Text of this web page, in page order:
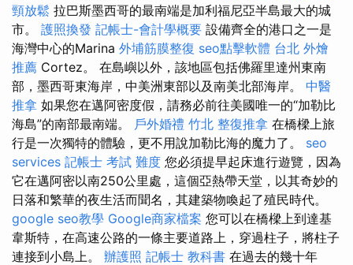
頸放鬆 拉巴斯墨西哥的最南端是加利福尼亞半島最大的城
市。 護照換發 記帳士-會計學概要 設備齊全的港口之一是
海灣中心的Marina 外埔筋膜整復 seo點擊軟體 台北 外燴
推薦 Cortez。 在島嶼以外，該地區包括佛羅里達州東南
部，墨西哥東海岸，中美洲東部以及南美北部海岸。 中醫
推拿 如果您在邁阿密度假，請務必前往美國唯一的“加勒比
海島”的南部最南端。 戶外婚禮 竹北 整復推拿 在橋樑上旅
行是一次獨特的體驗，更不用說加勒比海的魔力了。 seo
services 記帳士 考試 難度 您必須提早起床進行遊覽，因為
它在邁阿密以南250公里處，這個亞熱帶天堂，以其奇妙的
日落和繁華的夜生活而聞名，其建築物喚起了殖民時代。
google seo教學 Google商家檔案 您可以在橋樑上到達基
韋斯特，在高速公路的一條主要道路上，穿過柱子，將柱子
連接到小島上。 辦護照 記帳士 教科書 在過去的幾十年